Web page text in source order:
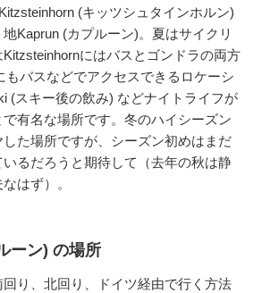
(キッツシュタインホルン)
Kaprun (カプルーン)。夏はサイクリ
にはバスとゴンドラの両方
もバスなどでアクセスできるロケーシ
(スキー後の飲み) などナイトライフが
有名な場所です。冬のハイシーズン
た場所ですが、シーズン初めはまだ
るだろうと期待して（去年の秋は静
はず）。
ーン) の場所
り、北回り、ドイツ経由で行く方法